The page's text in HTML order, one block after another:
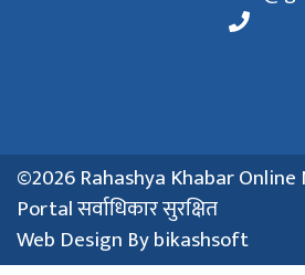
©2026 Rahashya Khabar Online
Portal सर्वाधिकार सुरक्षित
Web Design Bybikashsoft